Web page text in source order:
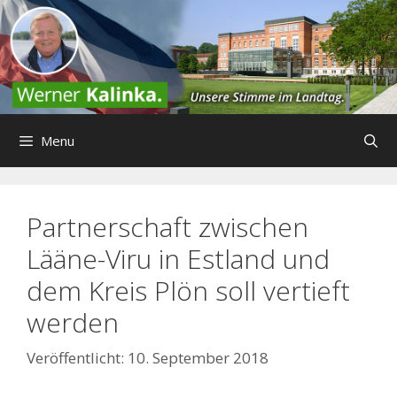
Zum
Inhalt
springen
Menu
Partnerschaft zwischen
Lääne-Viru in Estland und
dem Kreis Plön soll vertieft
werden
10. September 2018